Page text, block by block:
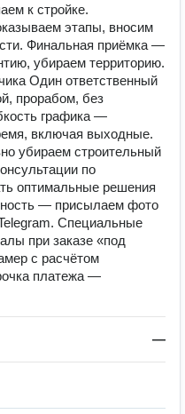
к стройке.
этапы, вносим
Финальная приёмка —
убираем территорию.
Один ответственный
прорабом, без
графика —
включая выходные.
убираем строительный
по
оптимальные решения
— присылаем фото
Специальные
при заказе «под
с расчётом
платежа —
—